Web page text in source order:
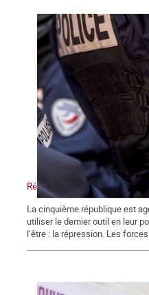
Répression, maître-mot de la
La cinquième république est
utiliser le dernier outil en leur
l’être : la répression. Les